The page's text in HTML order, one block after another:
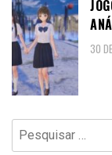
30
Pesquisar
por: